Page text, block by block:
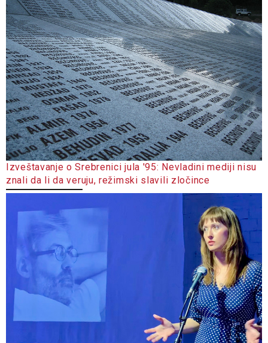
Izveštavanje o Srebrenici jula '95: Nevladini mediji nisu
znali da li da veruju, režimski slavili zločince